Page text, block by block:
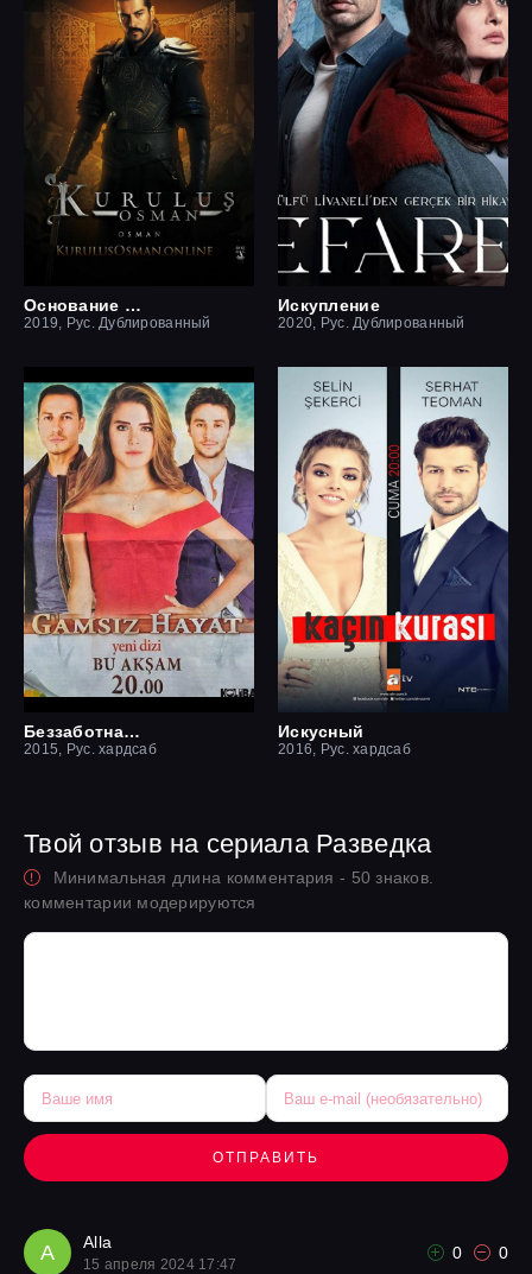
Основание Осман
2019, Рус. Дублированный
Искупление
2020, Рус. Дублированный
Беззаботная жизнь
2015, Рус. хардсаб
Искусный
2016, Рус. хардсаб
Твой отзыв на сериала Разведка
Минимальная длина комментария - 50 знаков.
комментарии модерируются
ОТПРАВИТЬ
A Alla
15 апреля 2024 17:47
0 0